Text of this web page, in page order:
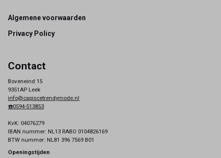
Footer
Algemene voorwaarden
Privacy Policy
Contact
Boveneind 15
9351AP Leek
info@capiscetrendymode.nl
☎️0594-513853
KvK: 04076279
IBAN nummer: NL13 RABO 0104826169
BTW nummer: NL81 396 7569 B01
Openingstijden